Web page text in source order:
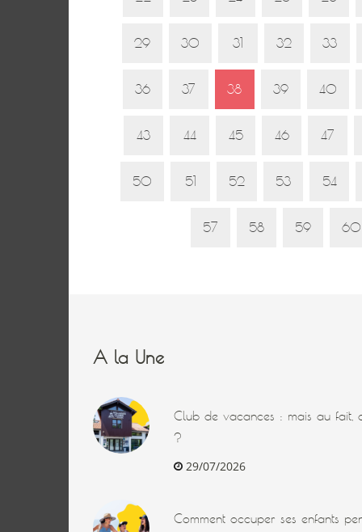
29 30 31 32 33
36 37 38 39 40
43 44 45 46 47
50 51 52 53 54
57 58 59 60
A la Une
Club de vacances : mais au fait,
?
29/07/2026
Comment occuper ses enfants